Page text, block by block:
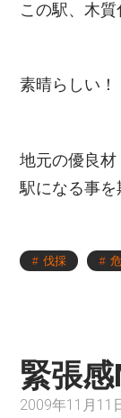
この駅、木質
素晴らしい！
地元の優良
駅になる事
伐採
緊張
2009年11月11